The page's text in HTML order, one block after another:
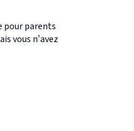
pour parents
vous n’avez